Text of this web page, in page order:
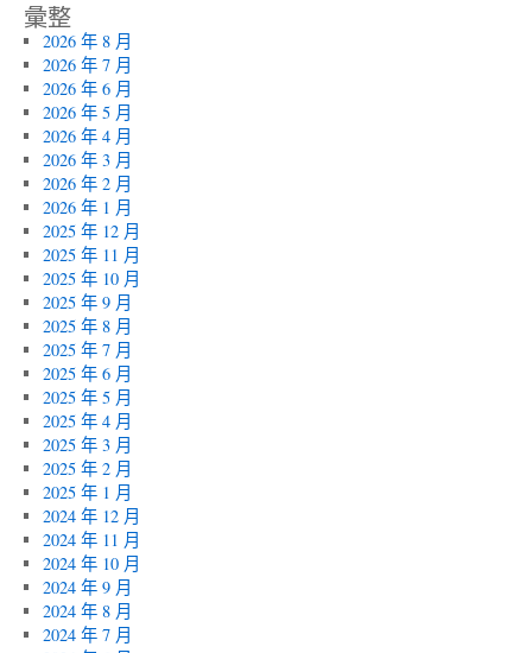
彙整
2026 年 8 月
2026 年 7 月
2026 年 6 月
2026 年 5 月
2026 年 4 月
2026 年 3 月
2026 年 2 月
2026 年 1 月
2025 年 12 月
2025 年 11 月
2025 年 10 月
2025 年 9 月
2025 年 8 月
2025 年 7 月
2025 年 6 月
2025 年 5 月
2025 年 4 月
2025 年 3 月
2025 年 2 月
2025 年 1 月
2024 年 12 月
2024 年 11 月
2024 年 10 月
2024 年 9 月
2024 年 8 月
2024 年 7 月